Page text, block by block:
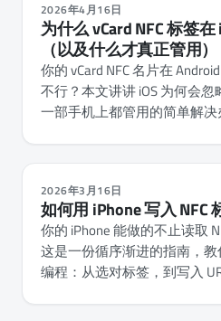
2026年4月16日
为什么 vCard NFC 标签
（以及什么才真正管用）
你的 vCard NFC 名片在
不行？本文讲讲 iOS 为何会
一部手机上都管用的简单解决
2026年3月16日
如何用 iPhone 写入 NFC
你的 iPhone 能做的不止读取
这是一份循序渐进的指南，教
编程：从选对标签，到写入